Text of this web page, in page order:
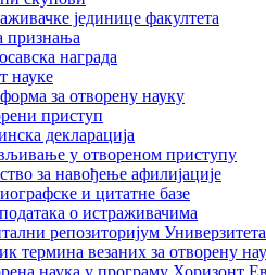
јединице факултета
признања
награда
науке
за отворену науку
приступ
декларација
у отвореном приступу
за навођење афилијације
и цитатне базе
о истраживачима
репозиторијум Универзитета
термина везаних за отворену
наука у програму Хоризонт